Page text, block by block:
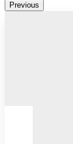
Previous